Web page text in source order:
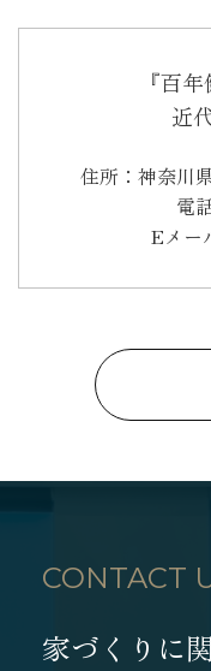
『百
近
住所：神奈川
電
Eメー
CONTACT
家づくりに